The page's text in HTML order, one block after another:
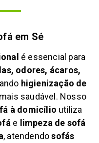
em Sé
é essencial para
odores, ácaros,
higienização de
saudável. Nosso
à domicílio utiliza
e limpeza de sofá
, atendendosofás